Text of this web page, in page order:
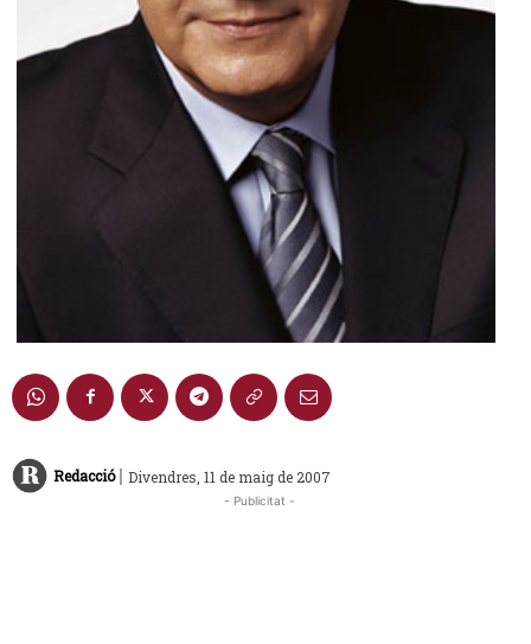
Redacció | Divendres, 11 de maig de 2007
- Publicitat -